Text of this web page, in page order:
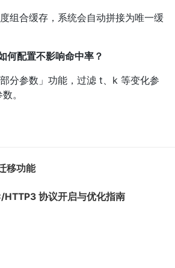
组合缓存，系统会自动拼接为唯一缓
何配置不影响命中率？
分参数」功能，过滤 t、k 等变化参
。
移功能
HTTP3 协议开启与优化指南